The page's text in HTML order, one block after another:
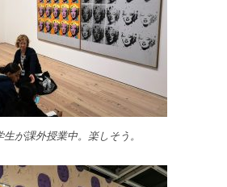
が課外授業中。楽しそう。